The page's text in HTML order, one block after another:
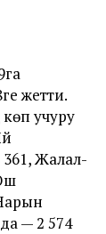
жетти.
учуру
Жалал-
— 2 574